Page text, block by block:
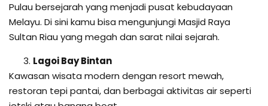
Pulau bersejarah yang menjadi pusat kebudayaan
Melayu. Di sini kamu bisa mengunjungi Masjid Raya
Sultan Riau yang megah dan sarat nilai sejarah.
Lagoi Bay Bintan
Kawasan wisata modern dengan resort mewah,
restoran tepi pantai, dan berbagai aktivitas air seperti